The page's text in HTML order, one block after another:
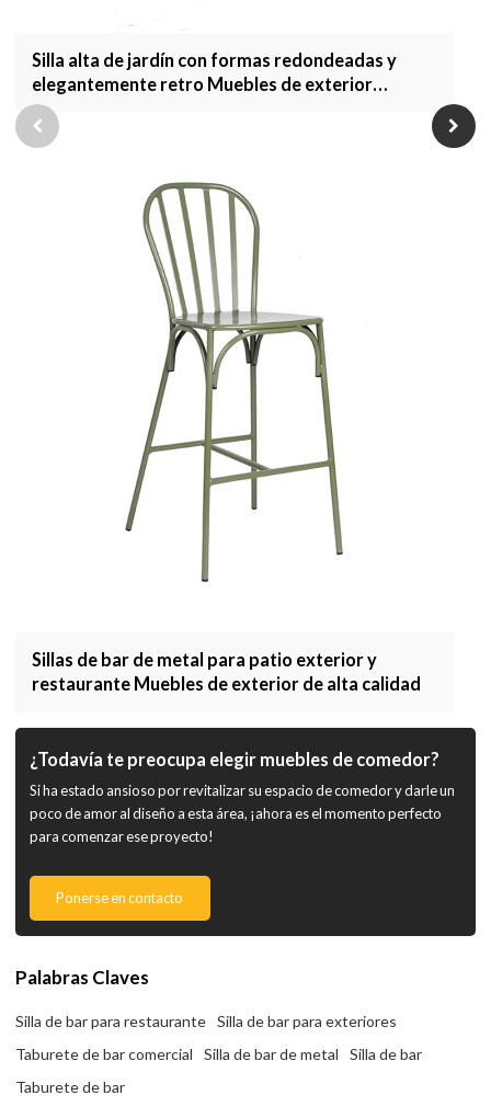
Silla alta de jardín con formas redondeadas y
elegantemente retro Muebles de exterior
Taburete de bar
Sillas de bar de metal para patio exterior y
restaurante Muebles de exterior de alta calidad
¿Todavía te preocupa elegir muebles de comedor?
Si ha estado ansioso por revitalizar su espacio de comedor y darle un
poco de amor al diseño a esta área, ¡ahora es el momento perfecto
para comenzar ese proyecto!
Ponerse en contacto
Palabras Claves
Silla de bar para restaurante
Silla de bar para exteriores
Taburete de bar comercial
Silla de bar de metal
Silla de bar
Taburete de bar